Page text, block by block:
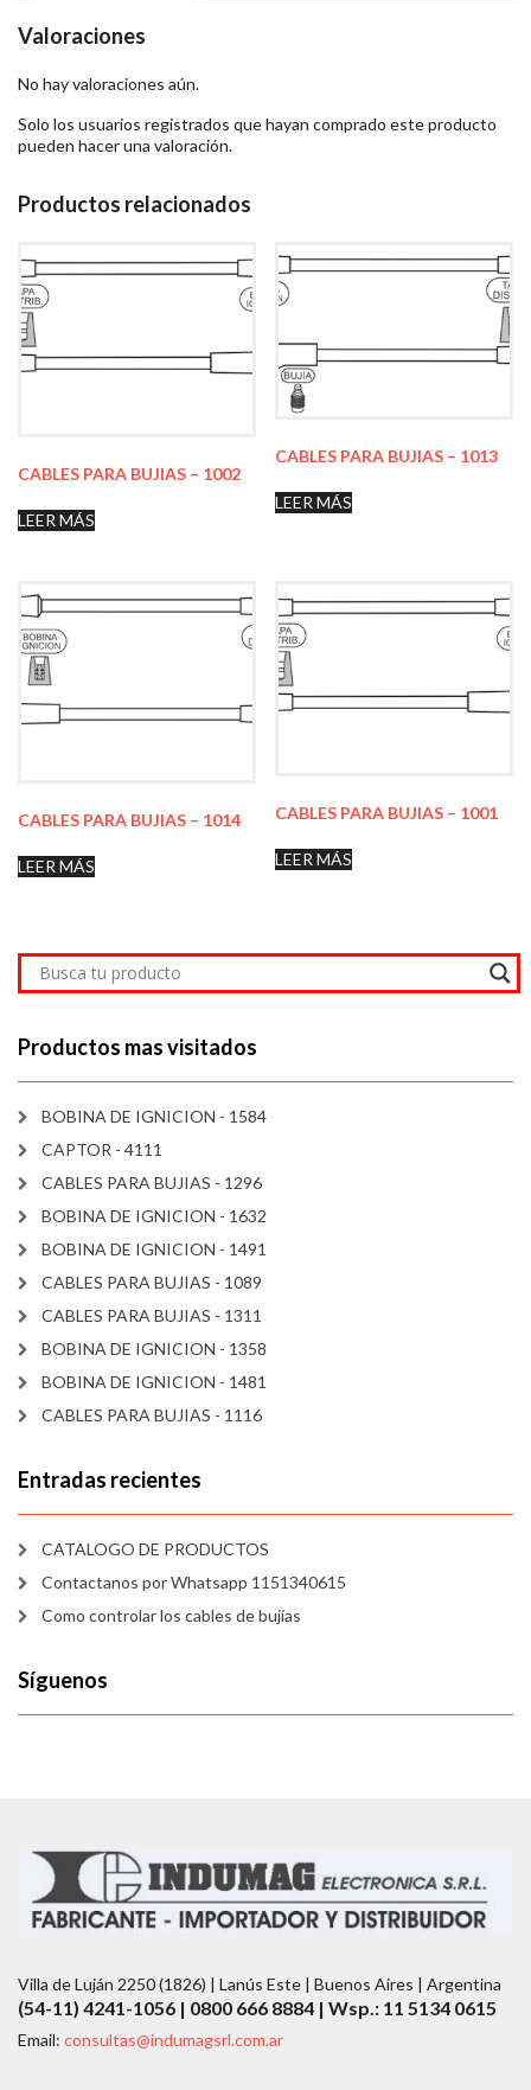
Valoraciones
No hay valoraciones aún.
Solo los usuarios registrados que hayan comprado este producto
pueden hacer una valoración.
Productos relacionados
CABLES PARA BUJIAS – 1002
LEER MÁS
CABLES PARA BUJIAS – 1013
LEER MÁS
CABLES PARA BUJIAS – 1014
LEER MÁS
CABLES PARA BUJIAS – 1001
LEER MÁS
Productos mas visitados
BOBINA DE IGNICION - 1584
CAPTOR - 4111
CABLES PARA BUJIAS - 1296
BOBINA DE IGNICION - 1632
BOBINA DE IGNICION - 1491
CABLES PARA BUJIAS - 1089
CABLES PARA BUJIAS - 1311
BOBINA DE IGNICION - 1358
BOBINA DE IGNICION - 1481
CABLES PARA BUJIAS - 1116
Entradas recientes
CATALOGO DE PRODUCTOS
Contactanos por Whatsapp 1151340615
Como controlar los cables de bujías
Síguenos
Villa de Luján 2250 (1826) | Lanús Este | Buenos Aires | Argentina
(54-11) 4241-1056 | 0800 666 8884 | Wsp.: 11 5134 0615
Email: consultas@indumagsrl.com.ar